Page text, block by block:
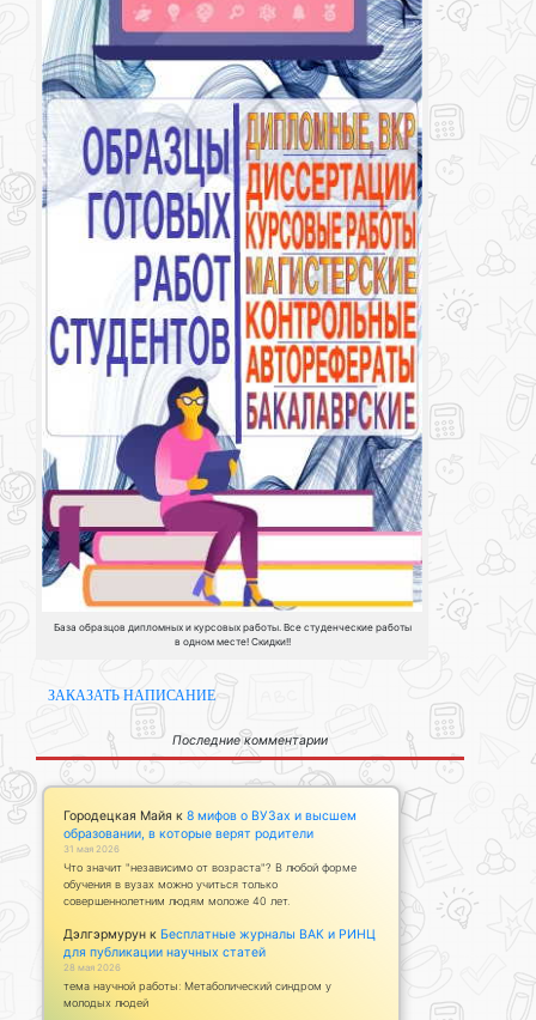
База образцов дипломных и курсовых работы. Все студенческие работы
в одном месте! Скидки!!
ЗАКАЗАТЬ НАПИСАНИЕ
Последние комментарии
Городецкая Майя к 8 мифов о ВУЗах и высшем
образовании, в которые верят родители
31 мая 2026
Что значит "независимо от возраста"? В любой форме
обучения в вузах можно учиться только
совершеннолетним людям моложе 40 лет.
Дэлгэрмурун к Бесплатные журналы ВАК и РИНЦ
для публикации научных статей
28 мая 2026
тема научной работы: Метаболический синдром у
молодых людей